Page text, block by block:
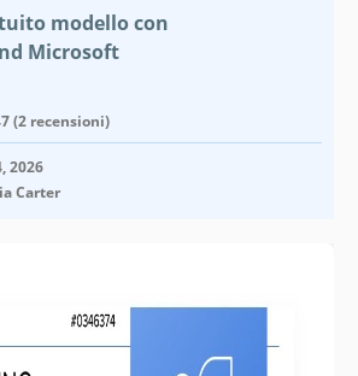
modello con
Microsoft
(2 recensioni)
2026
Carter